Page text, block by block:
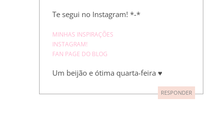
Te segui no Instagram! *-*
MINHAS INSPIRAÇÕES
INSTAGRAM!
FAN PAGE DO BLOG
Um beijão e ótima quarta-feira ♥
RESPONDER